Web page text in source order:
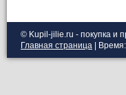
© Kupil-jilie.ru - покупка и
Главная страница |